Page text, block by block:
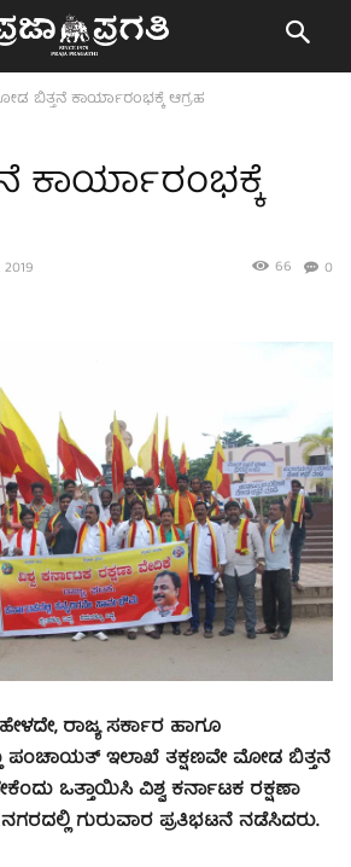
ಬಿತ್ತನೆ ಕಾರ್ಯಾರಂಭಕ್ಕೆ ಆಗ್ರಹ
ಕಾರ್ಯಾರಂಭಕ್ಕೆ
0
66
ರಾಜ್ಯ ಸರ್ಕಾರ ಹಾಗೂ
ಪಂಚಾಯತ್ ಇಲಾಖೆ ತಕ್ಷಣವೇ ಮೋಡ ಬಿತ್ತನೆ
ಒತ್ತಾಯಿಸಿ ವಿಶ್ವ ಕರ್ನಾಟಕ ರಕ್ಷಣಾ
ಗುರುವಾರ ಪ್ರತಿಭಟನೆ ನಡೆಸಿದರು.